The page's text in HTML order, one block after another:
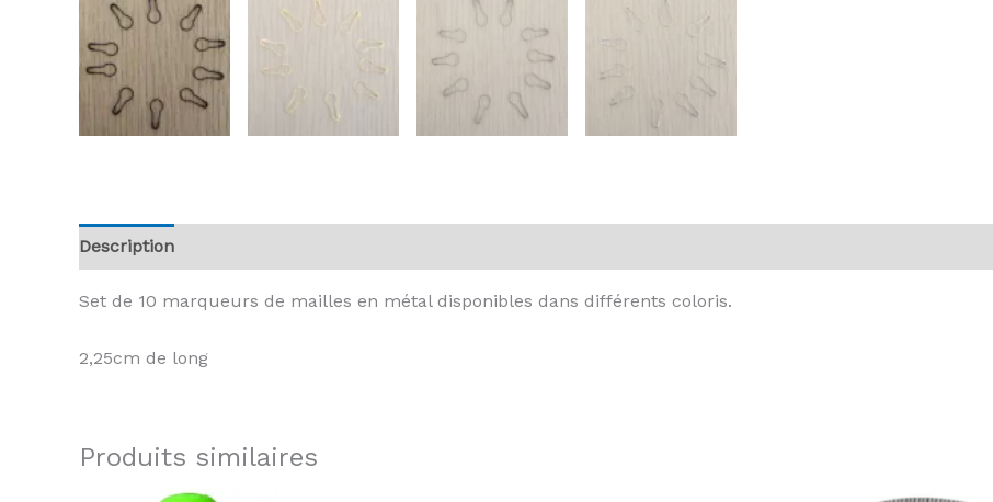
Description
Set de 10 marqueurs de mailles en métal disponibles dans différents coloris.
2,25cm de long
Produits similaires